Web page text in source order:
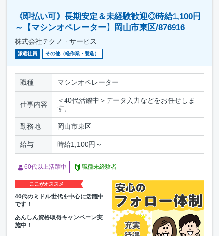
《即払い可》長期安定＆未経験歓迎◎時給1,100円
～【マシンオペレーター】岡山市東区/876916
株式会社テクノ・サービス
派遣社員 その他（軽作業・製造）
職種 マシンオペレーター
仕事内容
＜40代活躍中＞データ入力などをお任せしま
す。
勤務地 岡山市東区
給与 時給1,100円～
60代以上活躍中 職種未経験者
ここがオススメ！
40代のミドル世代を中心に活躍中
です！
あんしん資格取得キャンペーン実
施中！